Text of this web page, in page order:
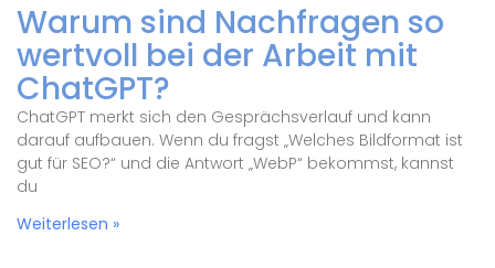
Warum sind Nachfragen so
wertvoll bei der Arbeit mit
ChatGPT?
ChatGPT merkt sich den Gesprächsverlauf und kann
darauf aufbauen. Wenn du fragst „Welches Bildformat ist
gut für SEO?“ und die Antwort „WebP“ bekommst, kannst
du
Weiterlesen »